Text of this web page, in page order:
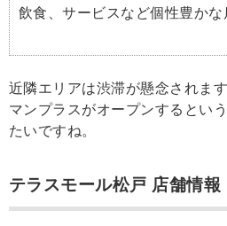
飲食、サービスなど個性豊かな
近隣エリアは渋滞が懸念されま
マンプラスがオープンするとい
たいですね。
テラスモール松戸 店舗情報